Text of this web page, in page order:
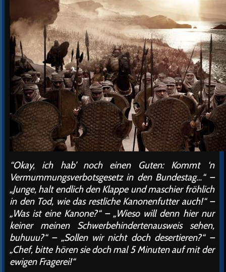
“Okay, ich hab’ noch einen Guten: Kommt ‘n
Vermummungsverbotsgesetz in den Bundestag…“ –
„Junge, halt endlich den Klappe und maschier fröhlich
in den Tod, wie das restliche Kanonenfutter auch!“ –
„Was ist eine Kanone?“ – „Wieso will denn hier nur
keiner meinen Schwerbehindertenausweis sehen,
buhuuu?“ – „Sollen wir nicht doch desertieren?“ –
„Chef, bitte hören sie doch mal 5 Minuten auf mit der
ewigen Fragerei!“